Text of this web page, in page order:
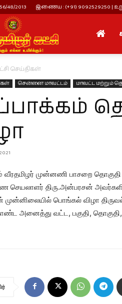
48/2013 இணைய : (+91) 9092529250 |
நாம்
கட்சி
செய்திகள்
சென்னை மாவட்டம் மாவட்ட மற்றும்
வீரதமிழர் முன்னணி பாசறை
செயலாளர் திரு.அன்பரசன்
பொங்கல் விழா
அனைத்து வட்ட, பகுதி,